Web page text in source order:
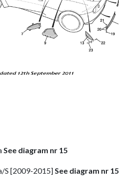
See diagram nr 15
S [2009-2015]See diagram nr 15